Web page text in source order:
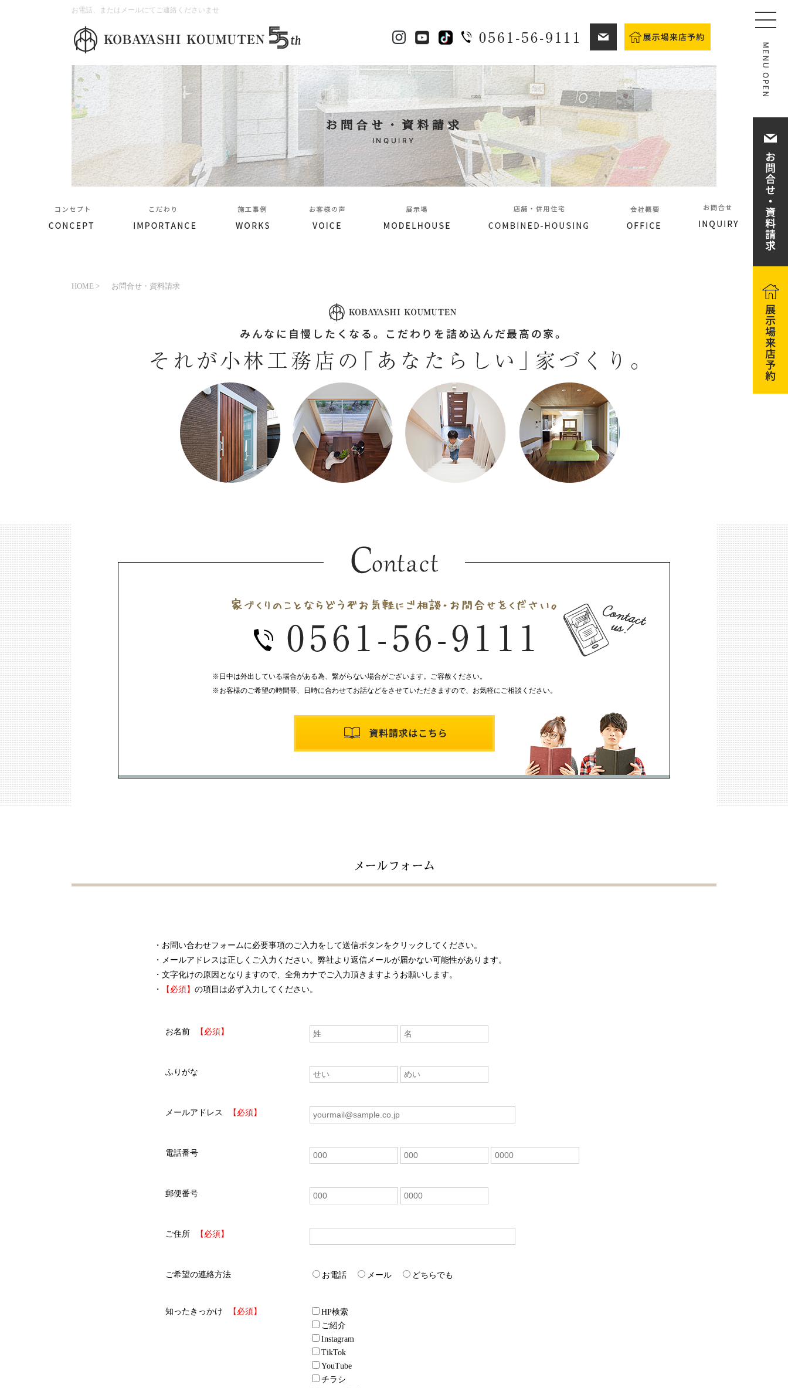
お電話、またはメールにてご連絡くださいませ
お問合せ・資料請求
INQUIRY
HOME お問合せ・資料請求
※日中は外出している場合がある為、繋がらない場合がございます。ご容赦ください。
※お客様のご希望の時間帯、日時に合わせてお話などをさせていただきますので、お気軽にご相談ください。
メールフォーム
・お問い合わせフォームに必要事項のご入力をして送信ボタンをクリックしてください。
・メールアドレスは正しくご入力ください。弊社より返信メールが届かない可能性があります。
・文字化けの原因となりますので、全角カナでご入力頂きますようお願いします。
・
【必須】 の項目は必ず入力してください。
お名前
ふりがな
メールアドレス
電話番号
郵便番号
ご住所
ご希望の連絡方法 お電話 メール どちらでも
知ったきっかけ
HP検索
ご紹介
Instagram
TikTok
YouTube
チラシ